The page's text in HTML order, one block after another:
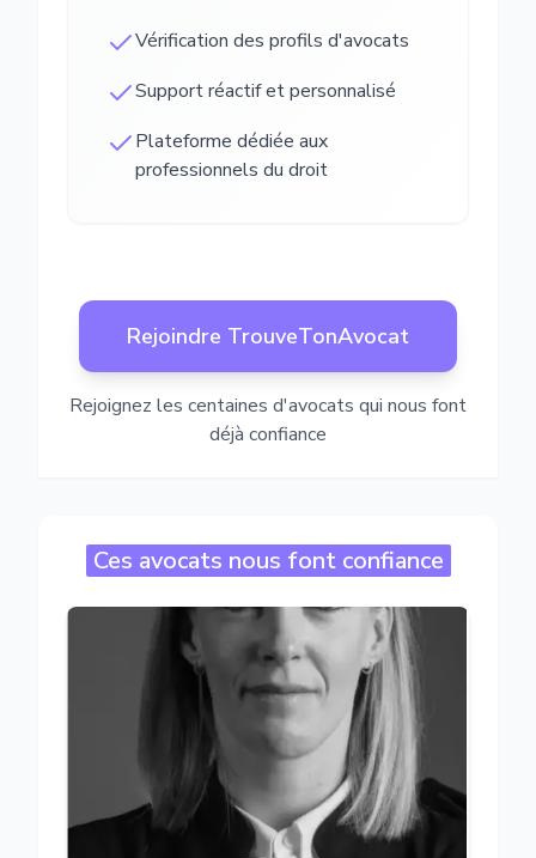
Vérification des profils d'avocats
Support réactif et personnalisé
Plateforme dédiée aux
professionnels du droit
Rejoindre TrouveTonAvocat
Rejoignez les centaines d'avocats qui nous font
déjà confiance
Ces avocats nous font confiance